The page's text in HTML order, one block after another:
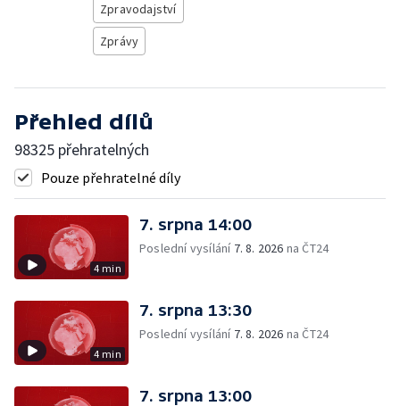
Zpravodajství
Zprávy
Přehled dílů
98325 přehratelných
Pouze přehratelné díly
4 min
7. srpna 14:00
Poslední vysílání 7. 8. 2026 na ČT24
4 min
7. srpna 13:30
Poslední vysílání 7. 8. 2026 na ČT24
7. srpna 13:00